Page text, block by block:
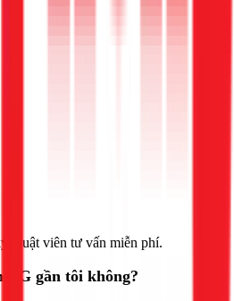
thuật viên tư vấn miễn phí.
LG gần tôi không?